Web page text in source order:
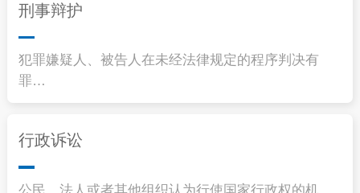
刑事辩护
犯罪嫌疑人、被告人在未经法律规定的程序判决有
罪…
行政诉讼